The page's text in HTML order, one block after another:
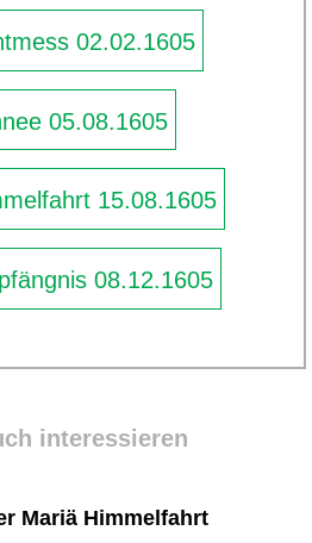
02.02.1605
05.08.1605
15.08.1605
08.12.1605
interessieren
Mariä Himmelfahrt